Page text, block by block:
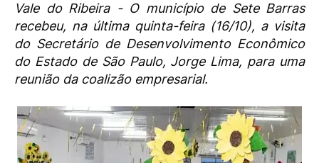
Vale do Ribeira - O município de Sete Barras
recebeu, na última quinta-feira (16/10), a visita
do Secretário de Desenvolvimento Econômico
do Estado de São Paulo, Jorge Lima, para uma
reunião da coalizão empresarial.